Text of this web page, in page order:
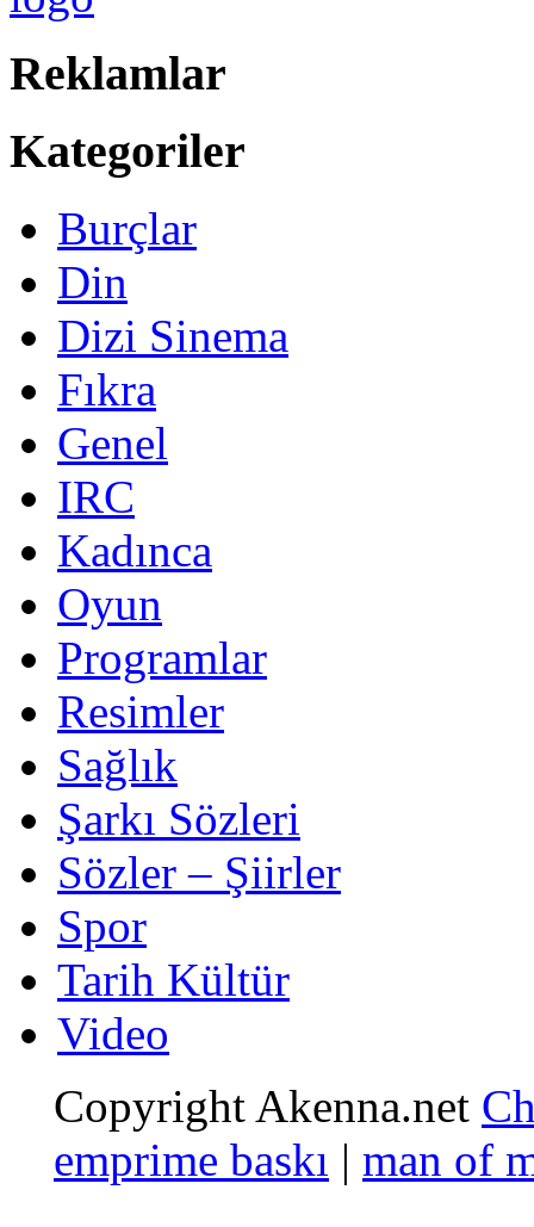
Reklamlar
Kategoriler
Burçlar
Din
Dizi Sinema
Fıkra
Genel
IRC
Kadınca
Oyun
Programlar
Resimler
Sağlık
Şarkı Sözleri
Sözler – Şiirler
Spor
Tarih Kültür
Video
Copyright Akenna.net
emprime baskı | man of